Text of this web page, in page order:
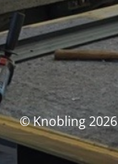
© Knobling 2026